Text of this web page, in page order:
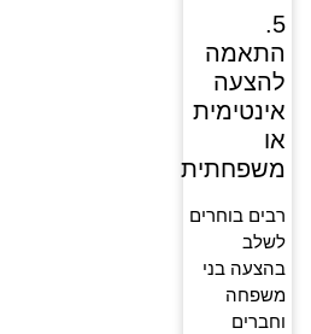
5.
התאמה
להצעה
אינטימית
או
משפחתית
רבים בוחרים
לשלב
בהצעה בני
משפחה
וחברים